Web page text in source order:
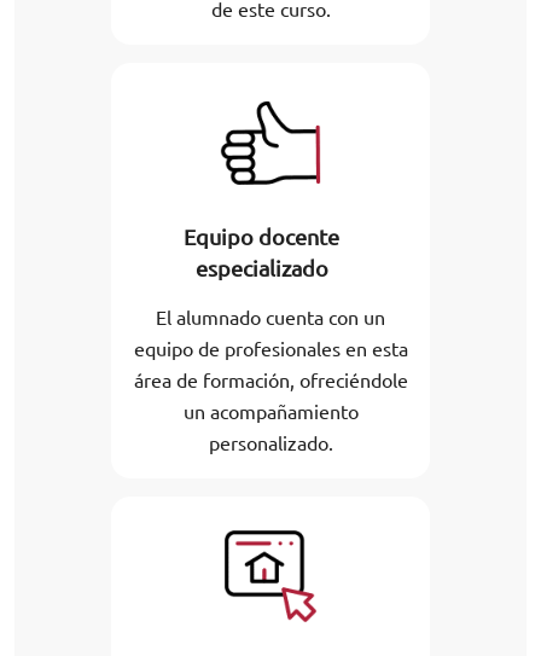
de este curso.
Equipo docente
especializado
El alumnado cuenta con un
equipo de profesionales en esta
área de formación, ofreciéndole
un acompañamiento
personalizado.